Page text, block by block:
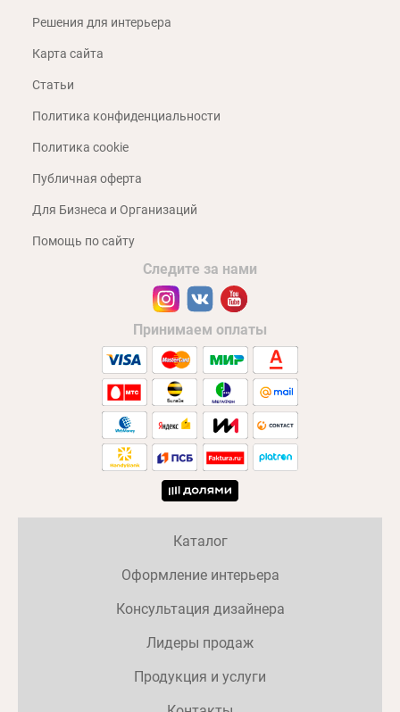
Решения для интерьера
Карта сайта
Статьи
Политика конфиденциальности
Политика cookie
Публичная оферта
Для Бизнеса и Организаций
Помощь по сайту
Следите за нами
Принимаем оплаты
Каталог
Оформление интерьера
Консультация дизайнера
Лидеры продаж
Продукция и услуги